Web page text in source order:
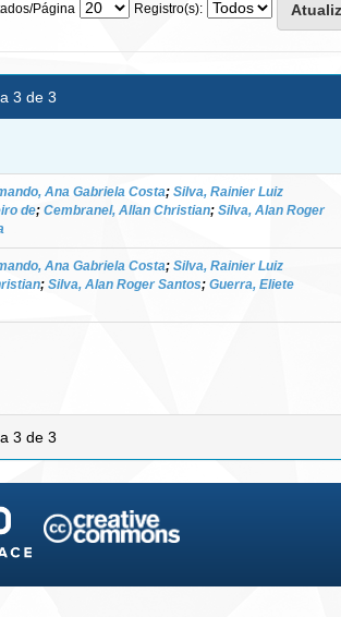
Página Registro(s):
3 de 3
Ana Gabriela Costa; Silva, Rainier Luiz
de; Cembranel, Allan Christian; Silva, Alan Roger
Ana Gabriela Costa; Silva, Rainier Luiz
; Silva, Alan Roger Santos; Guerra, Eliete
3 de 3